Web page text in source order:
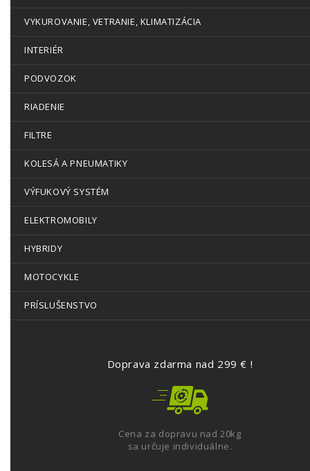
VYKUROVANIE, VETRANIE, KLIMATIZÁCIA
INTERIÉR
PODVOZOK
RIADENIE
FILTRE
KOLESÁ A PNEUMATIKY
VÝFUKOVÝ SYSTÉM
ELEKTROMOBILY
HYBRIDY
MOTOCYKLE
PRÍSLUŠENSTVO
Doprava zdarma nad 299 € !
Cena za dopravu nad 20kg
sa určuje individuálne.